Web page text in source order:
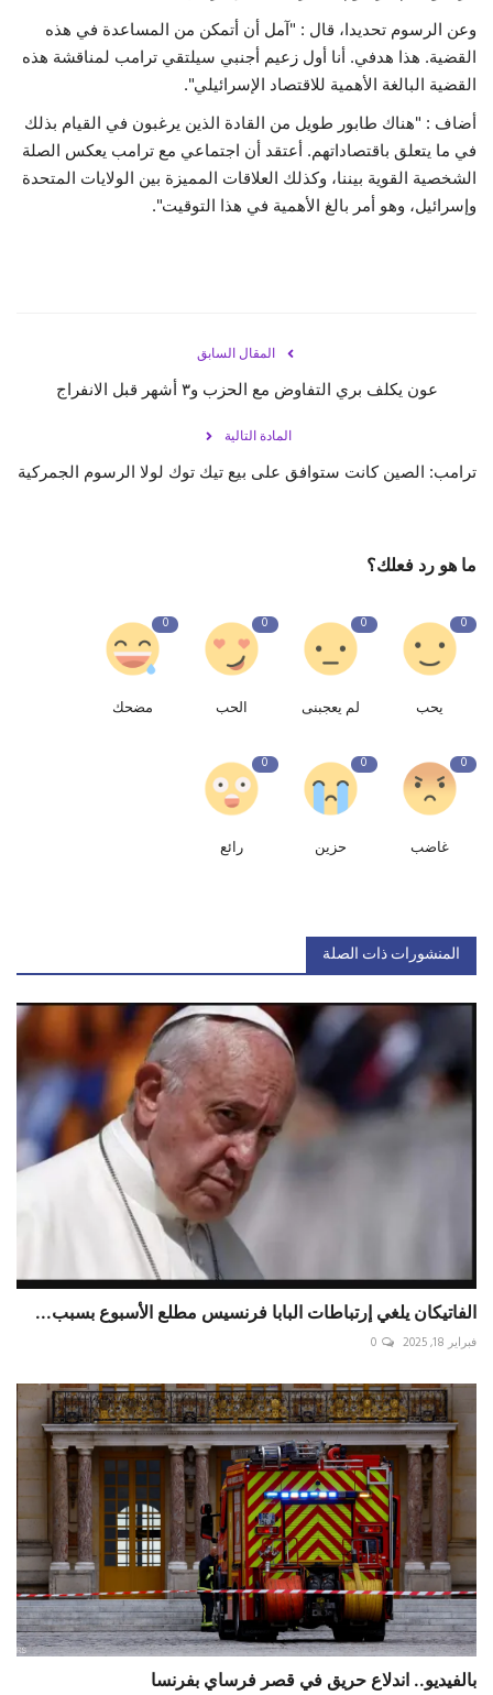
وعن الرسوم تحديدا، قال : "آمل أن أتمكن من المساعدة في هذه
القضية. هذا هدفي. أنا أول زعيم أجنبي سيلتقي ترامب لمناقشة هذه
القضية البالغة الأهمية للاقتصاد الإسرائيلي".
أضاف : "هناك طابور طويل من القادة الذين يرغبون في القيام بذلك
في ما يتعلق باقتصاداتهم. أعتقد أن اجتماعي مع ترامب يعكس الصلة
الشخصية القوية بيننا، وكذلك العلاقات المميزة بين الولايات المتحدة
وإسرائيل، وهو أمر بالغ الأهمية في هذا التوقيت".
المقال السابق
عون يكلف بري التفاوض مع الحزب و٣ أشهر قبل الانفراج
المادة التالية
ترامب: الصين كانت ستوافق على بيع تيك توك لولا الرسوم الجمركية
ما هو رد فعلك؟
0
يحب
0
لم يعجبنى
0
الحب
0
مضحك
0
غاضب
0
حزين
0
رائع
المنشورات ذات الصلة
الفاتيكان يلغي إرتباطات البابا فرنسيس مطلع الأسبوع بسبب...
فبراير 18, 2025 0
بالفيديو.. اندلاع حريق في قصر فرساي بفرنسا